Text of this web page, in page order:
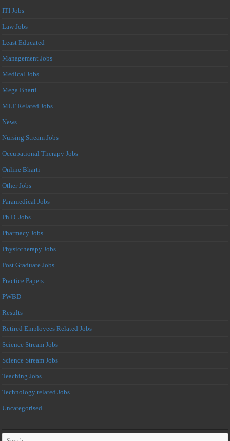
ITI Jobs
Law Jobs
Least Educated
Management Jobs
Medical Jobs
Mega Bharti
MLT Related Jobs
News
Nursing Stream Jobs
Occupational Therapy Jobs
Online Bharti
Other Jobs
Paramedical Jobs
Ph.D. Jobs
Pharmacy Jobs
Physiotherapy Jobs
Post Graduate Jobs
Practice Papers
PWBD
Results
Retired Employees Related Jobs
Science Stream Jobs
Science Stream Jobs
Teaching Jobs
Technology related Jobs
Uncategorised